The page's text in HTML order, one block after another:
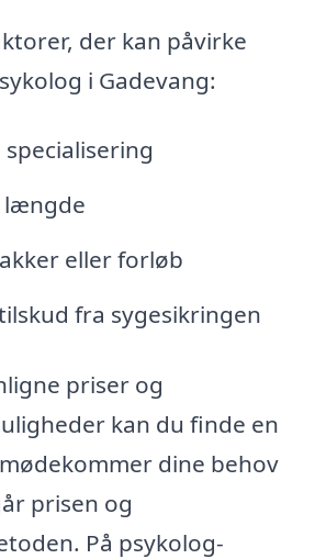
der kan påvirke
i Gadevang:
længde
eller forløb
fra sygesikringen
priser og
kan du finde en
dine behov
prisen og
På psykolog-